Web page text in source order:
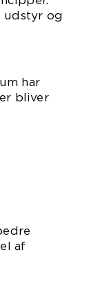
udstyr og
har
bliver
af